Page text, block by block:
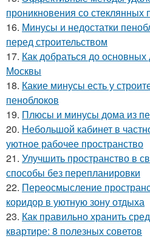
проникновения со стеклянных
16. Минусы и недостатки
перед строительством
17. Как добраться до
Москвы
18. Какие минусы есть у
пеноблоков
19. Плюсы и минусы дома из
20. Небольшой кабинет в
уютное рабочее пространство
21. Улучшить пространство в
способы без перепланировки
22. Переосмысление
коридор в уютную зону отдыха
23. Как правильно хранить
квартире: 8 полезных советов